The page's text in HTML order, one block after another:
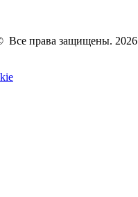
Все права защищены. 2026